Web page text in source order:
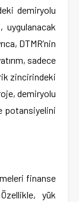
demiryolu
uygulanacak
DTMR’nin
sadece
zincirindeki
demiryolu
potansiyelini
finanse
yük